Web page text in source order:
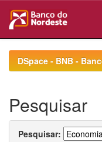
navigationDSpace - BNB -
Pesquisar
Pesquisar: